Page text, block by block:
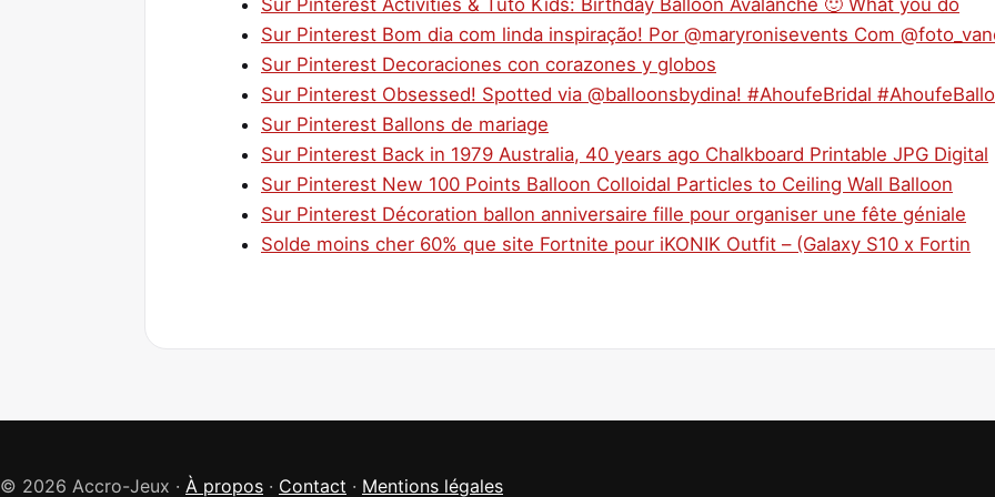
Sur Pinterest Bom dia com linda inspiração! Por @maryronisevents Com
Sur Pinterest Decoraciones con corazones y globos
Sur Pinterest Obsessed! Spotted via @balloonsbydina! #AhoufeBridal
Sur Pinterest Ballons de mariage
Sur Pinterest Back in 1979 Australia, 40 years ago Chalkboard Printable JPG Digital
Sur Pinterest New 100 Points Balloon Colloidal Particles to Ceiling Wall Balloon
Sur Pinterest Décoration ballon anniversaire fille pour organiser une fête géniale
Solde moins cher 60% que site Fortnite pour iKONIK Outfit – (Galaxy S10 x Fortin
© 2026 Accro-Jeux · À propos · Contact · Mentions légales